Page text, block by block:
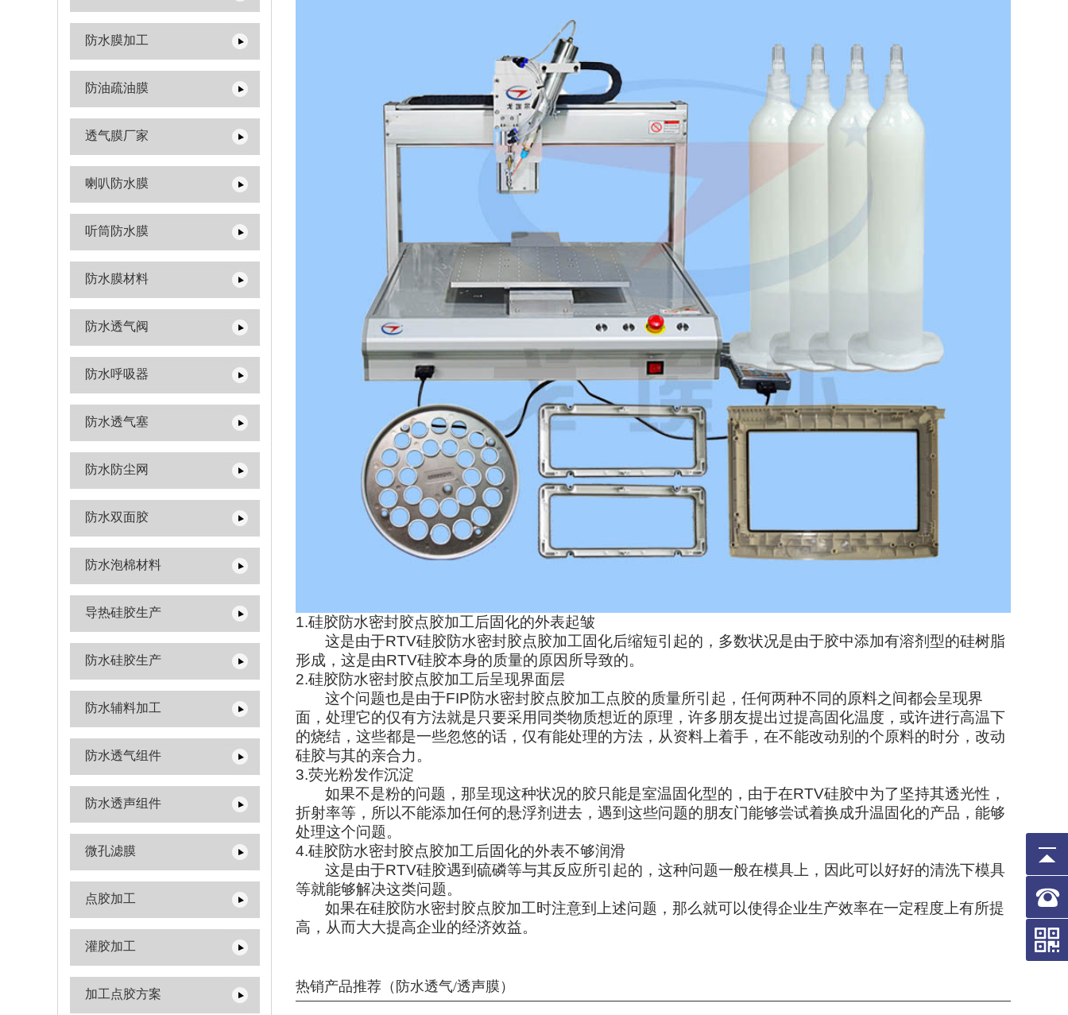
防水膜加工
防油疏油膜
透气膜厂家
喇叭防水膜
听筒防水膜
防水膜材料
防水透气阀
防水呼吸器
防水透气塞
防水防尘网
防水双面胶
防水泡棉材料
导热硅胶生产
防水硅胶生产
防水辅料加工
防水透气组件
防水透声组件
微孔滤膜
点胶加工
灌胶加工
加工点胶方案
1.硅胶防水密封胶点胶加工后固化的外表起皱
这是由于RTV硅胶防水密封胶点胶加工固化后缩短引起的，多数状况是由于胶中添加有溶剂型的硅树脂
形成，这是由RTV硅胶本身的质量的原因所导致的。
2.硅胶防水密封胶点胶加工后呈现界面层
这个问题也是由于FIP防水密封胶点胶加工点胶的质量所引起，任何两种不同的原料之间都会呈现界
面，处理它的仅有方法就是只要采用同类物质想近的原理，许多朋友提出过提高固化温度，或许进行高温下
的烧结，这些都是一些忽悠的话，仅有能处理的方法，从资料上着手，在不能改动别的个原料的时分，改动
硅胶与其的亲合力。
3.荧光粉发作沉淀
如果不是粉的问题，那呈现这种状况的胶只能是室温固化型的，由于在RTV硅胶中为了坚持其透光性，
折射率等，所以不能添加任何的悬浮剂进去，遇到这些问题的朋友门能够尝试着换成升温固化的产品，能够
处理这个问题。
4.硅胶防水密封胶点胶加工后固化的外表不够润滑
这是由于RTV硅胶遇到硫磷等与其反应所引起的，这种问题一般在模具上，因此可以好好的清洗下模具
等就能够解决这类问题。
如果在硅胶防水密封胶点胶加工时注意到上述问题，那么就可以使得企业生产效率在一定程度上有所提
高，从而大大提高企业的经济效益。
热销产品推荐（防水透气/透声膜）